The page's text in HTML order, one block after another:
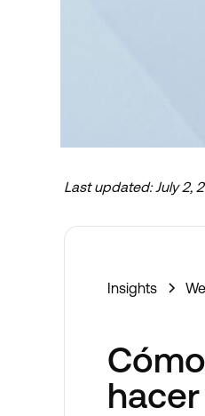
Ahora
Last updated:July 2,
Insights